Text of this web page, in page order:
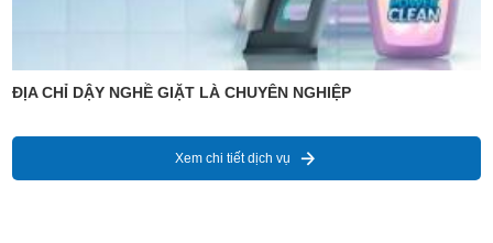
ĐỊA CHỈ DẬY NGHỀ GIẶT LÀ CHUYÊN NGHIỆP
Xem chi tiết dịch vụ